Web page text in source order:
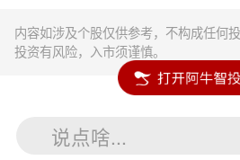
内容如涉及个股仅供参考，不构成任何
投资有风险，入市须谨慎。
说点啥...